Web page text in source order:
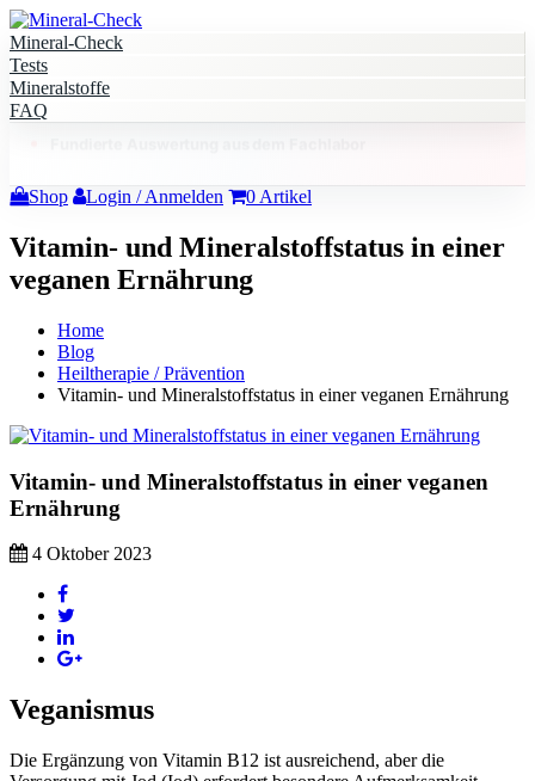
Mineral-Check
Tests
Mineralstoffe
FAQ
Shop Login / Anmelden 0 Artikel
Vitamin- und Mineralstoffstatus in einer
veganen Ernährung
Home
Blog
Heiltherapie / Prävention
Vitamin- und Mineralstoffstatus in einer veganen Ernährung
Vitamin- und Mineralstoffstatus in einer veganen
Ernährung
4 Oktober 2023
Veganismus
Die Ergänzung von Vitamin B12 ist ausreichend, aber die